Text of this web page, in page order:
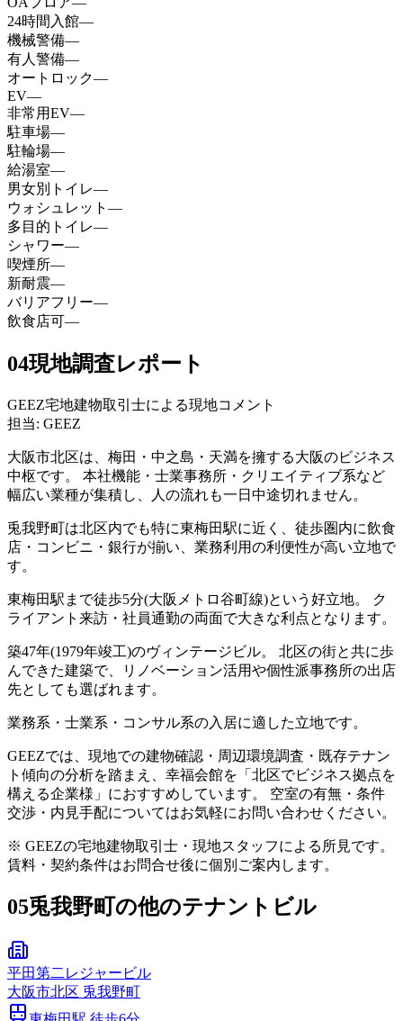
24時間入館—
機械警備—
有人警備—
オートロック—
EV—
非常用EV—
駐車場—
駐輪場—
給湯室—
男女別トイレ—
ウォシュレット —
多目的トイレ—
シャワー—
喫煙所—
新耐震—
バリアフリー—
飲食店可—
04現地調査レポート
GEEZ宅地建物取引士による現地コメント
担当: GEEZ
大阪市北区は、梅田・中之島・天満を擁する大阪のビジネス
中枢です。 本社機能・士業事務所・クリエイティブ系など
幅広い業種が集積し、人の流れも一日中途切れません。
兎我野町は北区内でも特に東梅田駅に近く、徒歩圏内に飲食
店・コンビニ・銀行が揃い、業務利用の利便性が高い立地で
す。
東梅田駅まで徒歩5分(大阪メトロ谷町線)という好立地。 ク
ライアント来訪・社員通勤の両面で大きな利点となります。
築47年(1979年竣工)のヴィンテージビル。 北区の街と共に歩
んできた建築で、リノベーション活用や個性派事務所の出店
先としても選ばれます。
業務系・士業系・コンサル系の入居に適した立地です。
GEEZでは、現地での建物確認・周辺環境調査・既存テナン
ト傾向の分析を踏まえ、幸福会館を「北区でビジネス拠点を
構える企業様」におすすめしています。 空室の有無・条件
交渉・内見手配についてはお気軽にお問い合わせください。
※ GEEZの宅地建物取引士・現地スタッフによる所見です。
賃料・契約条件はお問合せ後に個別ご案内します。
05兎我野町の他のテナントビル
平田第二レジャービル
大阪市北区 兎我野町